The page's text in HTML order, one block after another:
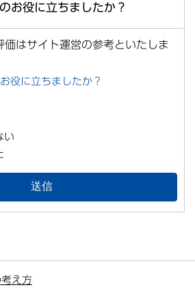
お役に立ちましたか？
価はサイト運営の参考といたしま
役に立ちましたか？
い
え方